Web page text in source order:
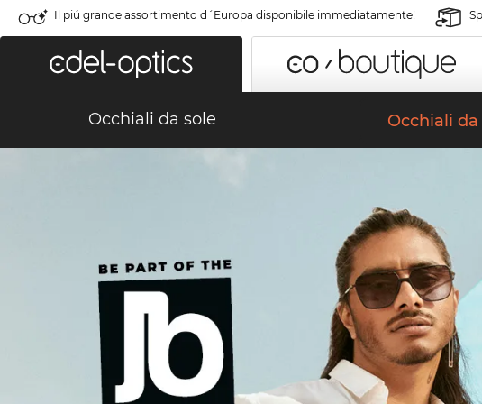
Il piú grande assortimento d´Europa disponibile immediatamente!
Occhiali da sole Occhiali da